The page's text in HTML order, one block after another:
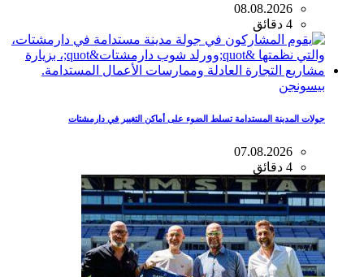
08.08.2026
4 دقائق
بيسونجن
جولات المدينة المستدامة تسلط الضوء على أماكن التغيير في دارمشتات
07.08.2026
4 دقائق